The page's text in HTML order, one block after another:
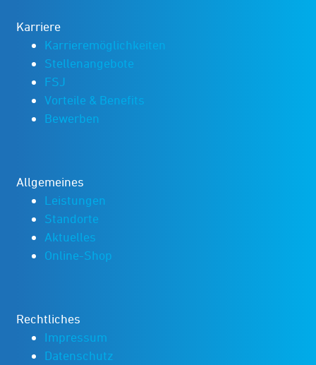
Karriere
Karrieremöglichkeiten
Stellenangebote
FSJ
Vorteile & Benefits
Bewerben
Allgemeines
Leistungen
Standorte
Aktuelles
Online-Shop
Rechtliches
Impressum
Datenschutz